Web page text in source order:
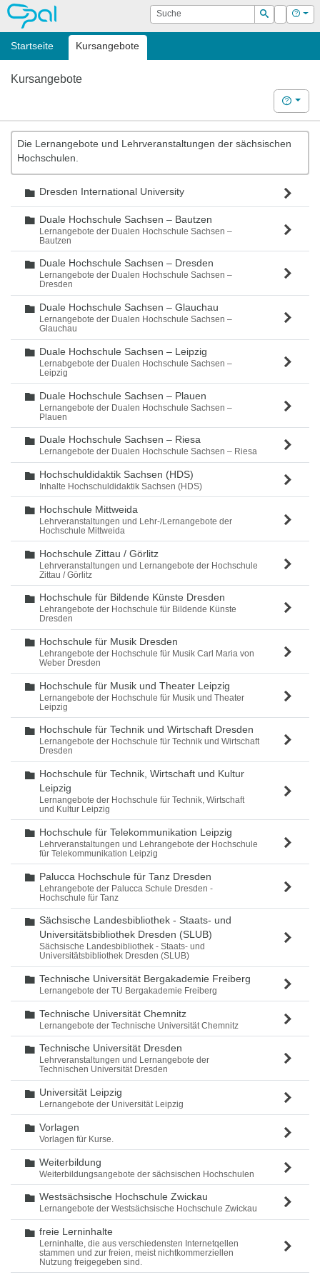
OPAL Suche
Suchen
Login Hilfe
Startseite Kursangebote
Kursangebote
Hilfe
Die Lernangebote und Lehrveranstaltungen der sächsischen
Hochschulen.
Ordner
Dresden International University
Ordner
Duale Hochschule Sachsen – Bautzen
Lernangebote der Dualen Hochschule Sachsen –
Bautzen
Ordner
Duale Hochschule Sachsen – Dresden
Lernangebote der Dualen Hochschule Sachsen –
Dresden
Ordner
Duale Hochschule Sachsen – Glauchau
Lernangebote der Dualen Hochschule Sachsen –
Glauchau
Ordner
Duale Hochschule Sachsen – Leipzig
Lernabgebote der Dualen Hochschule Sachsen –
Leipzig
Ordner
Duale Hochschule Sachsen – Plauen
Lernangebote der Dualen Hochschule Sachsen –
Plauen
Ordner
Duale Hochschule Sachsen – Riesa
Lernangebote der Dualen Hochschule Sachsen – Riesa
Ordner
Hochschuldidaktik Sachsen (HDS)
Inhalte Hochschuldidaktik Sachsen (HDS)
Ordner
Hochschule Mittweida
Lehrveranstaltungen und Lehr-/Lernangebote der
Hochschule Mittweida
Ordner
Hochschule Zittau / Görlitz
Lehrveranstaltungen und Lernangebote der Hochschule
Zittau / Görlitz
Ordner
Hochschule für Bildende Künste Dresden
Lehrangebote der Hochschule für Bildende Künste
Dresden
Ordner
Hochschule für Musik Dresden
Lehrangebote der Hochschule für Musik Carl Maria von
Weber Dresden
Ordner
Hochschule für Musik und Theater Leipzig
Lernangebote der Hochschule für Musik und Theater
Leipzig
Ordner
Hochschule für Technik und Wirtschaft Dresden
Lernangebote der Hochschule für Technik und Wirtschaft
Dresden
Ordner
Hochschule für Technik, Wirtschaft und Kultur
Leipzig
Lernangebote der Hochschule für Technik, Wirtschaft
und Kultur Leipzig
Ordner
Hochschule für Telekommunikation Leipzig
Lehrveranstaltungen und Lehrangebote der Hochschule
für Telekommunikation Leipzig
Ordner
Palucca Hochschule für Tanz Dresden
Lehrangebote der Palucca Schule Dresden -
Hochschule für Tanz
Ordner
Sächsische Landesbibliothek - Staats- und
Universitätsbibliothek Dresden (SLUB)
Sächsische Landesbibliothek - Staats- und
Universitätsbibliothek Dresden (SLUB)
Ordner
Technische Universität Bergakademie Freiberg
Lernangebote der TU Bergakademie Freiberg
Ordner
Technische Universität Chemnitz
Lernangebote der Technische Universität Chemnitz
Ordner
Technische Universität Dresden
Lehrveranstaltungen und Lernangebote der
Technischen Universität Dresden
Ordner
Universität Leipzig
Lernangebote der Universität Leipzig
Ordner
Vorlagen
Vorlagen für Kurse.
Ordner
Weiterbildung
Weiterbildungsangebote der sächsischen Hochschulen
Ordner
Westsächsische Hochschule Zwickau
Lernangebote der Westsächsische Hochschule Zwickau
Ordner
freie Lerninhalte
Lerninhalte, die aus verschiedensten Internetqellen
stammen und zur freien, meist nichtkommerziellen
Nutzung freigegeben sind.